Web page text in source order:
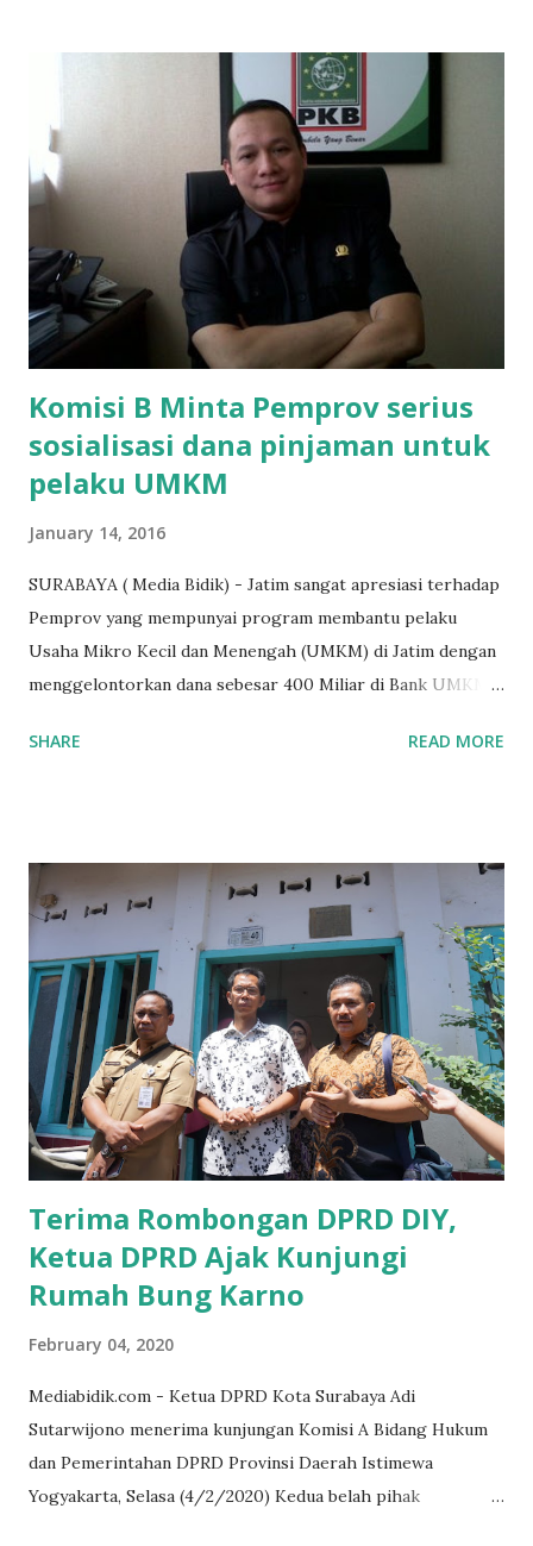
Mujib menambahkan, akhirnya terpaksa ortu nya pinjam
uang tetangga 500 ribu, agar anaknya bisa ikut ujian.
"Kasihan dia sudah tidak punya ayah, ibunya saudara saya,
kerja sebagai pembantu rumah tangga. Tolong dibantu mas,
agar uang bisa kembali,"ungkapnya. Perihal adanya
penarikan uang iuran untuk pembangunan gedung sekolah,
dibenarkan oleh Atika Fadhilah siswa kelas XI saat
diwawancarai. "Benar, bilangnya wajib Rp 1,5 juta dan waktu
terakh...
Komisi B Minta Pemprov serius
sosialisasi dana pinjaman untuk
pelaku UMKM
January 14, 2016
SURABAYA ( Media Bidik) - Jatim sangat apresiasi terhadap
Pemprov yang mempunyai program membantu pelaku
Usaha Mikro Kecil dan Menengah (UMKM) di Jatim dengan
menggelontorkan dana sebesar 400 Miliar di Bank UMKM
UMKM di Jatim. Namun Chusainuddin,S.Sos Anggota Komisi
yang sebenarnya ada dana pinjaman lunak untuk mereka. "
Ketika saya menjalankan Reses di Blitar,Kediri dan
Tulungagung , banyak masyarakat sana tak mengetahui ada
dana pinjaman lunak di Bank UMKM untuk para pelaku
UMKM, karena sebenarnya jika Pemprov serius
memberikan sosialisasi sampai ke tingkat desa,maka saya
yakin masyarakat sangat senang sekali," ucap pria yang
akrab dipanggil Gus Udin tersebut. Apalagi menyambut
MEA, seharusnya pelaku UMKM sudah mengerti kalau ada
dana pinjaman unt...
SHARE READ MORE
Terima Rombongan DPRD DIY,
Ketua DPRD Ajak Kunjungi
Rumah Bung Karno
February 04, 2020
Mediabidik.com - Ketua DPRD Kota Surabaya Adi
Sutarwijono menerima kunjungan Komisi A Bidang Hukum
dan Pemerintahan DPRD Provinsi Daerah Istimewa
Yogyakarta, Selasa (4/2/2020) Kedua belah pihak